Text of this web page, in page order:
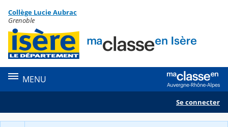
Contenu
Collège Lucie Aubrac
Grenoble
MENU
Se connecter